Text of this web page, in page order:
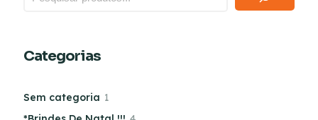
Categorias
Sem categoria 1